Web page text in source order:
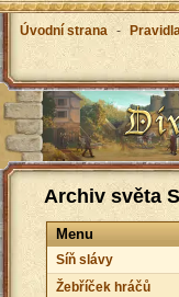
Úvodní strana -
Archiv světa
Menu
Síň slávy
Žebříček hráčů